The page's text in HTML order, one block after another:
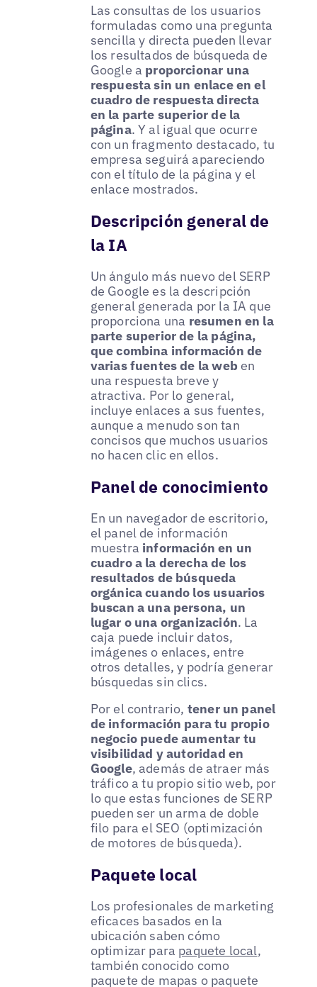
Las consultas de los usuarios
formuladas como una pregunta
sencilla y directa pueden llevar
los resultados de búsqueda de
Google a proporcionar una
respuesta sin un enlace en el
cuadro de respuesta directa
en la parte superior de la
página. Y al igual que ocurre
con un fragmento destacado, tu
empresa seguirá apareciendo
con el título de la página y el
enlace mostrados.
Descripción general de
la IA
Un ángulo más nuevo del SERP
de Google es la descripción
general generada por la IA que
proporciona una resumen en la
parte superior de la página,
que combina información de
varias fuentes de la weben
una respuesta breve y
atractiva. Por lo general,
incluye enlaces a sus fuentes,
aunque a menudo son tan
concisos que muchos usuarios
no hacen clic en ellos.
Panel de conocimiento
En un navegador de escritorio,
el panel de información
muestra información en un
cuadro a la derecha de los
resultados de búsqueda
orgánica cuando los usuarios
buscan a una persona, un
lugar o una organización. La
caja puede incluir datos,
imágenes o enlaces, entre
otros detalles, y podría generar
búsquedas sin clics.
Por el contrario, tener un panel
de información para tu propio
negocio puede aumentar tu
visibilidad y autoridad en
Google, además de atraer más
tráfico a tu propio sitio web, por
lo que estas funciones de SERP
pueden ser un arma de doble
filo para el SEO (optimización
de motores de búsqueda).
Paquete local
Los profesionales de marketing
eficaces basados en la
ubicación saben cómo
optimizar para paquete local,
también conocido como
paquete de mapas o paquete